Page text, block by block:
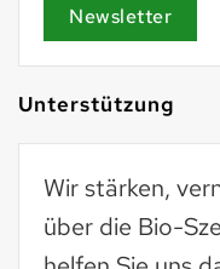
Newsletter
Unterstützung
Wir stärken,
über die Bio-